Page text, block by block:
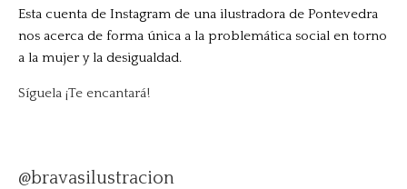
Esta cuenta de Instagram de una ilustradora de Pontevedra
nos acerca de forma única a la problemática social en torno
a la mujer y la desigualdad.
Síguela ¡Te encantará!
@bravasilustracion